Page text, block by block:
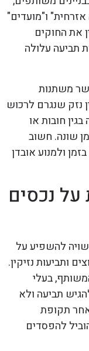
ו"מועדים"
את החוקים
תביעה עלולה
משתנות
נזק שנגרם לרכוש
חובות או
שונה. חשוב
ולמנוע אובדן
נכסים
להשפיע על
ותביעות נזיקין.
בעלי
תביעה ולא
תקופת
להפסדים